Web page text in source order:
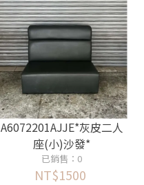
A6072201AJJE*灰皮二人
座(小)沙發*
已銷售：0
NT$1500